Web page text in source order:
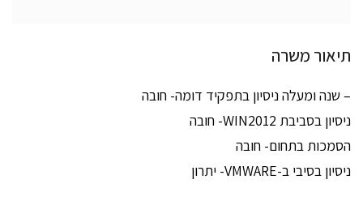
תיאור משרה
– שנה ומעלה ניסיון בתפקיד דומה- חובה
ניסיון בסביבת WIN2012- חובה
הסמכות בתחום- חובה
ניסיון בסיבי ב-VMWARE- יתרון